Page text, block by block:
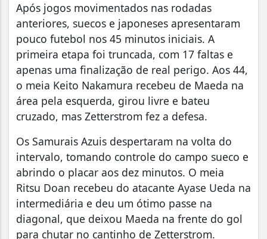
Após jogos movimentados nas rodadas
anteriores, suecos e japoneses apresentaram
pouco futebol nos 45 minutos iniciais. A
primeira etapa foi truncada, com 17 faltas e
apenas uma finalização de real perigo. Aos 44,
o meia Keito Nakamura recebeu de Maeda na
área pela esquerda, girou livre e bateu
cruzado, mas Zetterstrom fez a defesa.
Os Samurais Azuis despertaram na volta do
intervalo, tomando controle do campo sueco e
abrindo o placar aos dez minutos. O meia
Ritsu Doan recebeu do atacante Ayase Ueda na
intermediária e deu um ótimo passe na
diagonal, que deixou Maeda na frente do gol
para chutar no cantinho de Zetterstrom.